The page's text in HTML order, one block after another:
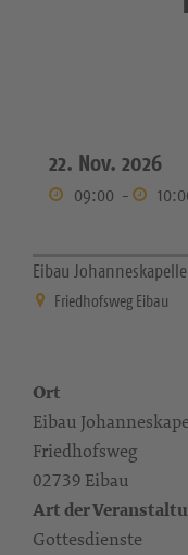
22. Nov. 2026
09:00 -
Eibau Johanneskapelle
Friedhofsweg Eibau
Ort
Eibau
Friedhofsweg
02739 Eibau
Art der
Gottesdienste